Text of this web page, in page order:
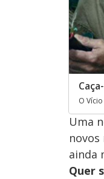
O
Uma
ainda
Quer